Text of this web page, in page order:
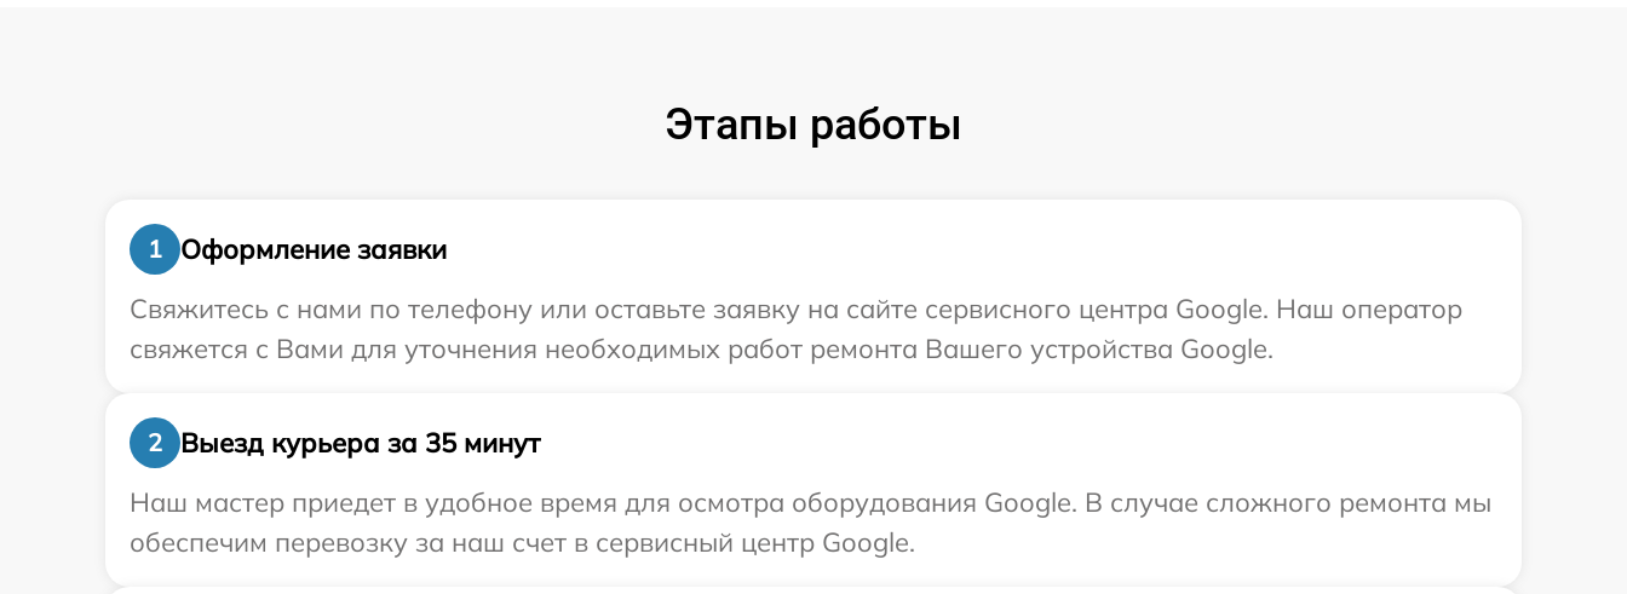
Этапы работы
1
Оформление заявки
Свяжитесь с нами по телефону или оставьте заявку на сайте сервисного центра Google. Наш оператор
свяжется с Вами для уточнения необходимых работ ремонта Вашего устройства Google.
2
Выезд курьера за 35 минут
Наш мастер приедет в удобное время для осмотра оборудования Google. В случае сложного ремонта мы
обеспечим перевозку за наш счет в сервисный центр Google.